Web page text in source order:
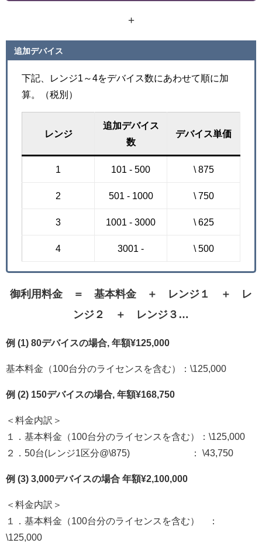
+
追加デバイス
下記、レンジ1～4をデバイス数にあわせて順に加
算。（税別）
レンジ
追加デバイス
数
デバイス単価
1 101 - 500 \ 875
2 501 - 1000 \ 750
3 1001 - 3000 \ 625
4 3001 - \ 500
御利用料金 ＝ 基本料金 ＋ レンジ１ ＋ レ
ンジ２ ＋ レンジ３…
例 (1) 80デバイスの場合, 年額¥125,000
基本料金（100台分のライセンスを含む）：\125,000
例 (2) 150デバイスの場合, 年額¥168,750
＜料金内訳＞
１．基本料金（100台分のライセンスを含む）：\125,000
２．50台(レンジ1区分@\875) ： \43,750
例 (3) 3,000デバイスの場合 年額¥2,100,000
＜料金内訳＞
１．基本料金（100台分のライセンスを含む） ：
\125,000